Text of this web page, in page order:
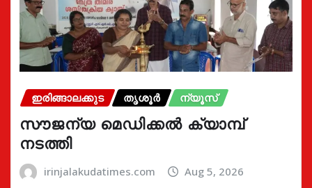
ഇരിങ്ങാലക്കുട തൃശൂർ ന്യൂസ്
സൗജന്യ മെഡിക്കൽ ക്യാമ്പ്
നടത്തി
irinjalakudatimes.com Aug 5, 2026